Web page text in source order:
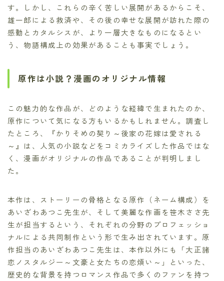
す。しかし、これらの辛く苦しい展開があるからこそ、
雄一郎による救済や、その後の幸せな展開が訪れた際の
感動とカタルシスが、より一層大きなものになるとい
う、物語構成上の効果があることも事実でしょう。
原作は小説？漫画のオリジナル情報
この魅力的な作品が、どのような経緯で生まれたのか、
原作について気になる方もいるかもしれません。調査し
たところ、『かりそめの契り～後家の花嫁は愛される
～』は、人気の小説などをコミカライズした作品ではな
く、漫画がオリジナルの作品であることが判明しまし
た。
本作は、ストーリーの骨格となる原作（ネーム構成）を
あいざわあつこ先生が、そして美麗な作画を笹木ささ先
生が担当するという、それぞれの分野のプロフェッショ
ナルによる共同制作という形で生み出されています。原
作担当のあいざわあつこ先生は、本作以外にも「大正諸
恋ノスタルジー～文豪と女たちの恋煩い～」といった、
歴史的な背景を持つロマンス作品で多くのファンを持つ